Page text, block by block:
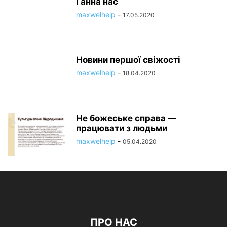
maxwelhelp - 17.05.2020
Новини першої свіжості
maxwelhelp - 18.04.2020
Не божеське справа —
працювати з людьми
maxwelhelp - 05.04.2020
ПРО НАС